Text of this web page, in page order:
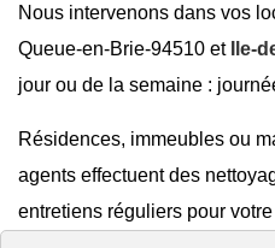
Nous intervenons dans vos
Queue-en-Brie-94510 et
Ile-
jour ou de la semaine :
Résidences, immeubles ou
agents effectuent des
entretiens réguliers pour